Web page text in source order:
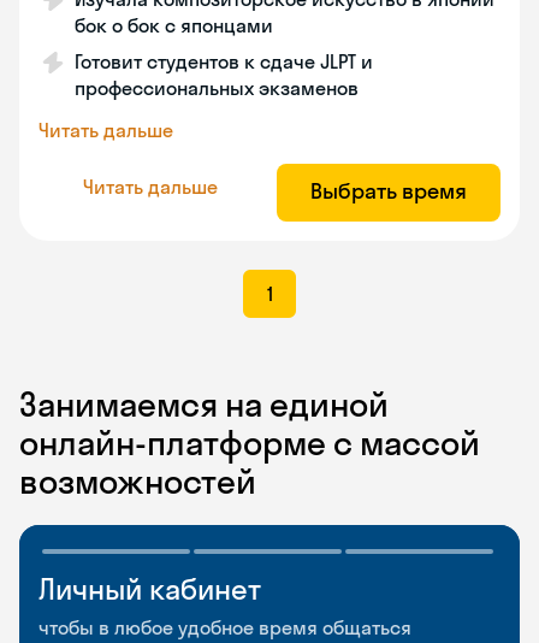
бок о бок с японцами
Готовит студентов к сдаче JLPT и
профессиональных экзаменов
Читать дальше
Читать дальше Выбрать время
1
Занимаемся на единой
онлайн-платформе с массой
возможностей
Личный кабинет
чтобы в любое удобное время общаться
Мобильное
приложение
Разговорные клубы
и Talks